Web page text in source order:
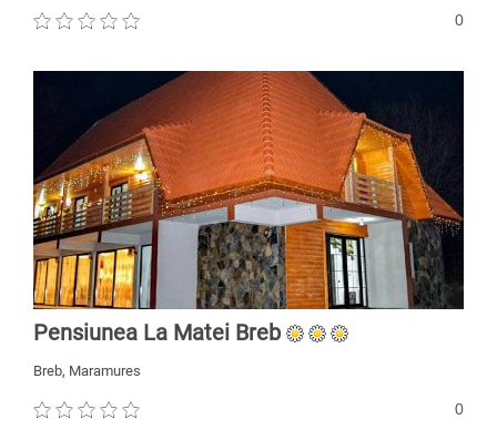
0
Pensiunea La Matei Breb
Breb, Maramures
0